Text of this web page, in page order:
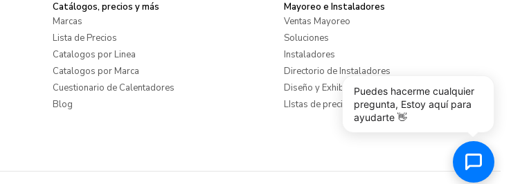
Catálogos, precios y más
Marcas
Lista de Precios
Catalogos por Linea
Catalogos por Marca
Cuestionario de Calentadores
Blog
Mayoreo e Instaladores
Ventas Mayoreo
Soluciones
Instaladores
Directorio de Instaladores
Diseño y Exhibiciones
LIstas de precios mayoreo
Puedes hacerme cualquier
pregunta, Estoy aquí para
ayudarte 👋